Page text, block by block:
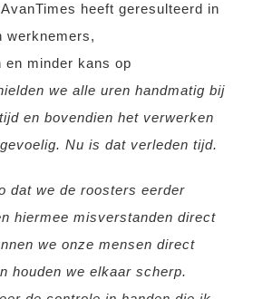
heeft geresulteerd in
werknemers,
en minder kans op
we alle uren handmatig bij
en bovendien het verwerken
Nu is dat verleden tijd.
dat we de roosters eerder
hiermee misverstanden direct
we onze mensen direct
houden we elkaar scherp.